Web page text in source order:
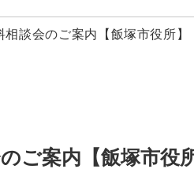
談会のご案内【飯塚市役所】
ご案内【飯塚市役所